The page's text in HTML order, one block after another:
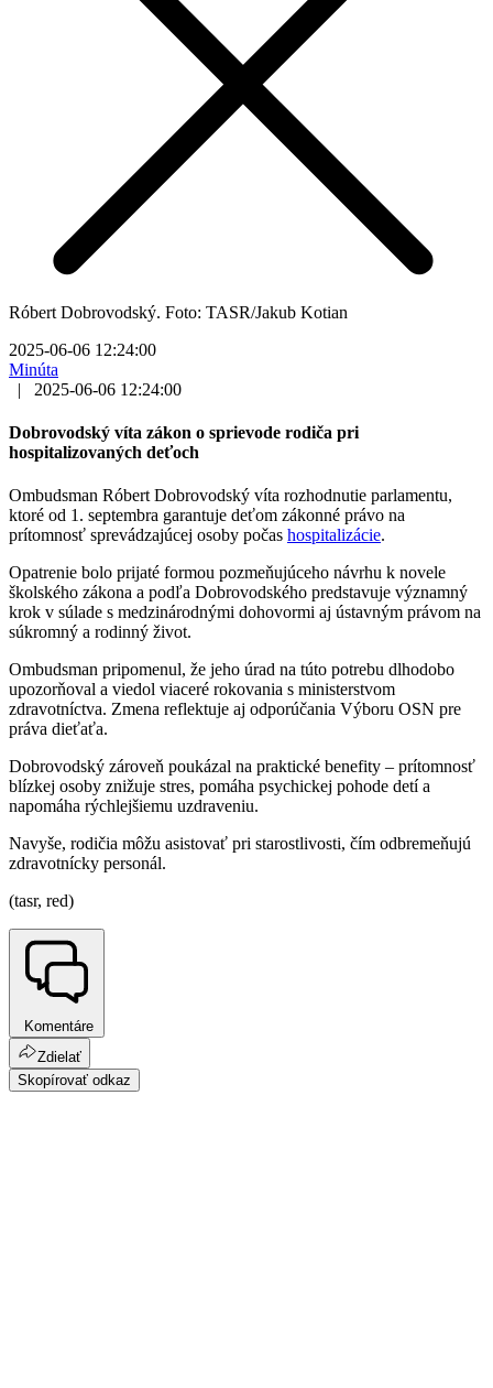
Róbert Dobrovodský. Foto: TASR/Jakub Kotian
2025-06-06 12:24:00
Minúta
|
2025-06-06 12:24:00
Dobrovodský víta zákon o sprievode rodiča pri
hospitalizovaných deťoch
Ombudsman Róbert Dobrovodský víta rozhodnutie parlamentu,
ktoré od 1. septembra garantuje deťom zákonné právo na
prítomnosť sprevádzajúcej osoby počas hospitalizácie.
Opatrenie bolo prijaté formou pozmeňujúceho návrhu k novele
školského zákona a podľa Dobrovodského predstavuje významný
krok v súlade s medzinárodnými dohovormi aj ústavným právom na
súkromný a rodinný život.
Ombudsman pripomenul, že jeho úrad na túto potrebu dlhodobo
upozorňoval a viedol viaceré rokovania s ministerstvom
zdravotníctva. Zmena reflektuje aj odporúčania Výboru OSN pre
práva dieťaťa.
Dobrovodský zároveň poukázal na praktické benefity – prítomnosť
blízkej osoby znižuje stres, pomáha psychickej pohode detí a
napomáha rýchlejšiemu uzdraveniu.
Navyše, rodičia môžu asistovať pri starostlivosti, čím odbremeňujú
zdravotnícky personál.
(tasr, red)
Komentáre
Zdielať
Skopírovať odkaz